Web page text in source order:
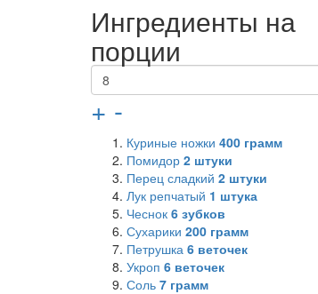
Ингредиенты на
порции
+ -
Куриные ножки 400 грамм
Помидор 2 штуки
Перец сладкий 2 штуки
Лук репчатый 1 штука
Чеснок 6 зубков
Сухарики 200 грамм
Петрушка 6 веточек
Укроп 6 веточек
Соль 7 грамм